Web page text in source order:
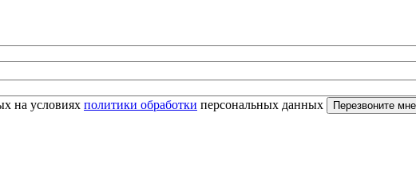
на условиях политики обработки персональных данных